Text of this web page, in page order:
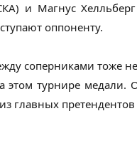
и Магнус
оппоненту.
соперниками тоже
этом турнире
главных претендентов